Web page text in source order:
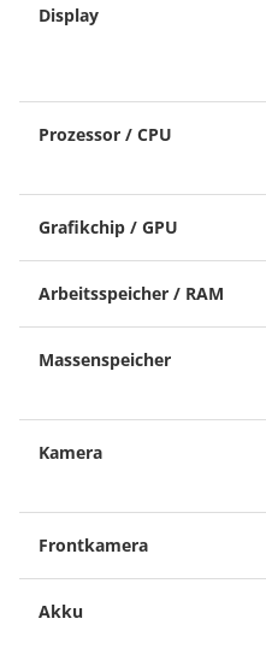
Display
Prozessor / CPU
Grafikchip / GPU
Arbeitsspeicher / RAM
Massenspeicher
Kamera
Frontkamera
Akku